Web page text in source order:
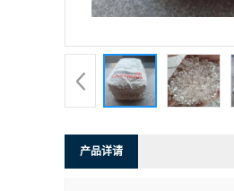
产品详请